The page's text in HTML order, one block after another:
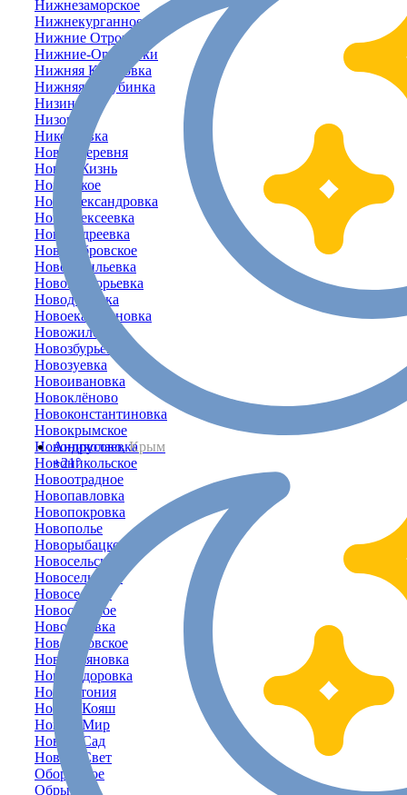
Андрусово,Крым
+21°
Нижнезаморское
Нижнекурганное
Нижние Отрожки
Нижние-Орешники
Нижняя Кутузовка
Нижняя-Голубинка
Низинное
Низовка
Николаевка
Новая Деревня
Новая Жизнь
Новенькое
Новоалександровка
Новоалексеевка
Новоандреевка
Новобобровское
Нововасильевка
Новогригорьевка
Новодолинка
Новоекатериновка
Новожиловка
Новозбурьевка
Новозуевка
Новоивановка
Новоклёново
Новоконстантиновка
Новокрымское
Новониколаевка
Новоникольское
Новоотрадное
Новопавловка
Новопокровка
Новополье
Новорыбацкое
Новосельское
Новосельцево
Новосельцы
Новостепное
Новосёловка
Новосёловское
Новоульяновка
Новофёдоровка
Новоэстония
Новый Кояш
Новый Мир
Новый Сад
Новый Свет
Оборонное
Обрыв